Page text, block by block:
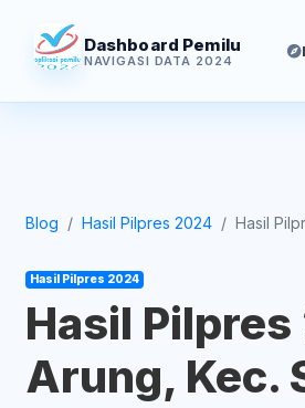
Dashboard Pemilu
NAVIGASI DATA 2024
Blog Hasil Pilpres 2024 Hasil
Hasil Pilpres 2024
Hasil
Arung, Kec.